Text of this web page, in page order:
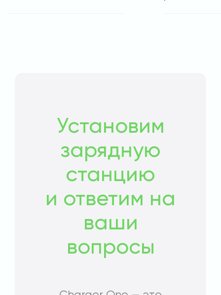
Установим
зарядную
станцию
и ответим на
ваши
вопросы